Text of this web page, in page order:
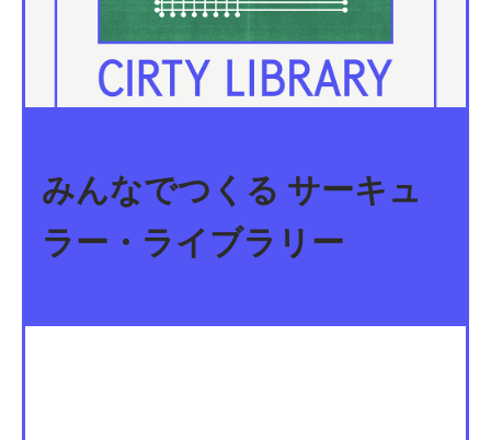
みんなでつくる サーキュ
ラー・ライブラリー